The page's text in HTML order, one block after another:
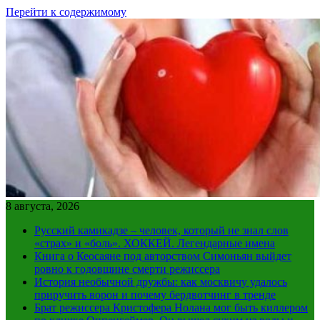
Перейти к содержимому
8 августа, 2026
Русский камикадзе – человек, который не знал слов
«страх» и «боль». ХОККЕЙ. Легендарные имена
Книга о Кеосаяне под авторством Симоньян выйдет
ровно к годовщине смерти режиссера
История необычной дружбы: как москвичу удалось
приручить ворон и почему бердвотчинг в тренде
Брат режиссера Кристофера Нолана мог быть киллером